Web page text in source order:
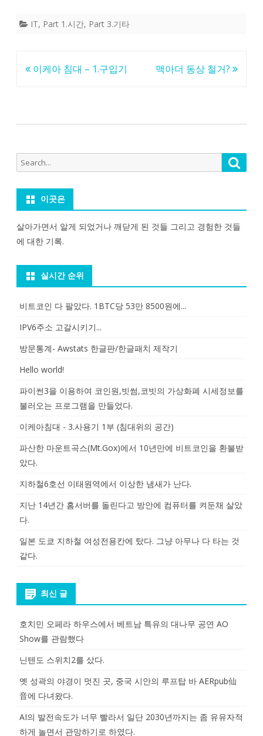
IT, Part 1.시간, Part 3.기타
글이케아 침대 – 1.구입기 맥아더 동상 철거?
Search
for:
이곳은
살아가면서 알게 되었거나 깨닫게 된 것들 그리고 경험한 것들
에 대한 기록.
실시간 순위
비트코인 다 팔았다. 1BTC당 53만 8500원에...
IPV6주소 고갈시키기...
방문통계- Awstats 한글판/한글패치 제작기
Hello world!
파이썬3을 이용하여 코인원,빗썸,코빗의 가상화폐 시세정보를
불러오는 프로그램을 만들었다.
이케아침대 - 3.사용기 1부 (침대위의 공간)
파산한 마운트곡스(Mt.Gox)에서 10년만에 비트코인을 환불받
았다.
지하철6호선 이태원역에서 이상한 냄새가 난다.
지난 14년간 홈서버를 돌린다고 방안에 컴퓨터를 켜둔채 살았
다.
일본 도쿄 지하철 여성전용칸에 탔다. 그냥 아무나 다 타는 것
같다.
최신 글
호치민 오페라 하우스에서 베트남 특유의 대나무 공연 AO
Show를 관람했다
닌텐도 스위치2를 샀다.
옛 성곽의 야경이 멋진 곳, 중국 시안의 루프탑 바 AERpub仙
音에 다녀왔다.
AI의 발전속도가 너무 빨라서 일단 2030년까지는 좀 유유자적
하게 놀면서 관망하기로 하였다.